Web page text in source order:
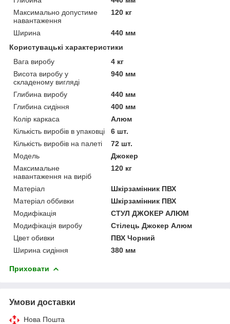
Максимально допустиме
навантаження
120 кг
Ширина
440 мм
Користувацькі характеристики
Вага виробу
4 кг
Висота виробу у
складеному вигляді
940 мм
Глибина виробу
440 мм
Глибина сидіння
400 мм
Колір каркаса
Алюм
Кількість виробів в упаковці
6 шт.
Кількість виробів на палеті
72 шт.
Мoдель
Джокер
Максимальне
навантаження на виріб
120 кг
Матеріал
Шкірзамінник ПВХ
Матеріал оббивки
Шкірзамінник ПВХ
Модифікація
СТУЛ ДЖОКЕР АЛЮМ
Модифікація виробу
Стілець Джокер Алюм
Цвет обивки
ПВХ Чорний
Ширина сидіння
380 мм
Приховати
Умови доставки
Нова Пошта